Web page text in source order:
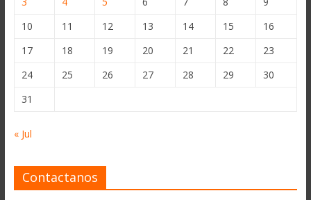
10
11 12 13 14 15
16
17
18 19 20 21 22
23
24
25 26 27 28 29
30
31
« Jul
Contactanos